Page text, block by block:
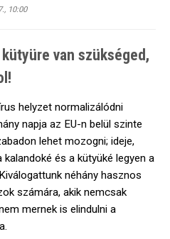
10:00
kütyüre van szükséged,
helyzet normalizálódni
napja az EU-n belül szinte
lehet mozogni; ideje,
kalandoké és a kütyüké legyen a
néhány hasznos
számára, akik nemcsak
mernek is elindulni a